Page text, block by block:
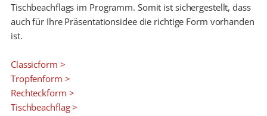
Tischbeachflags im Programm. Somit ist sichergestellt, dass
auch für Ihre Präsentationsidee die richtige Form vorhanden
ist.
Classicform >
Tropfenform >
Rechteckform >
Tischbeachflag >